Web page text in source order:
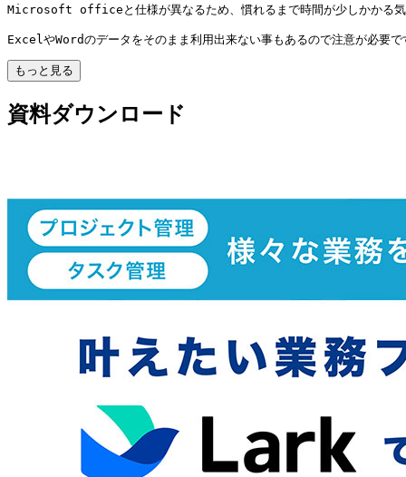
Microsoft officeと仕様が異なるため、慣れるまで時間が少しかかる気
ExcelやWordのデータをそのまま利用出来ない事もあるので注意が必要で
もっと見る
資料ダウンロード